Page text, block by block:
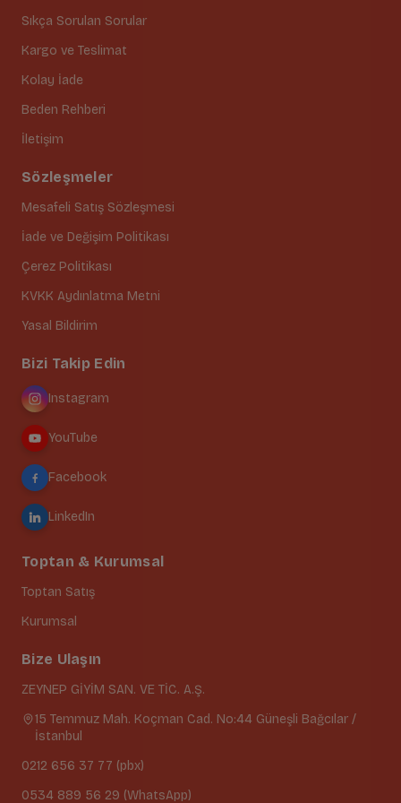
Sıkça Sorulan Sorular
Kargo ve Teslimat
Kolay İade
Beden Rehberi
İletişim
Sözleşmeler
Mesafeli Satış Sözleşmesi
İade ve Değişim Politikası
Çerez Politikası
KVKK Aydınlatma Metni
Yasal Bildirim
Bizi Takip Edin
Instagram
YouTube
Facebook
LinkedIn
Toptan & Kurumsal
Toptan Satış
Kurumsal
Bize Ulaşın
ZEYNEP GİYİM SAN. VE TİC. A.Ş.
15 Temmuz Mah. Koçman Cad. No:44 Güneşli Bağcılar /
İstanbul
0212 656 37 77 (pbx)
0534 889 56 29 (WhatsApp)